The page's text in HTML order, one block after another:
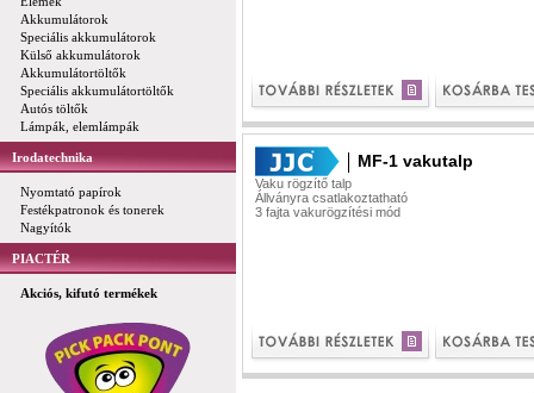
Akkumulátorok
Speciális akkumulátorok
Külső akkumulátorok
Akkumulátortöltők
Speciális akkumulátortöltők
Autós töltők
Lámpák, elemlámpák
Irodatechnika
Nyomtató papírok
Festékpatronok és tonerek
Nagyítók
PIACTÉR
Akciós, kifutó termékek
MF-1 vakutalp
Vaku rögzítő talp
Állványra csatlakoztatható
3 fajta vakurögzítési mód